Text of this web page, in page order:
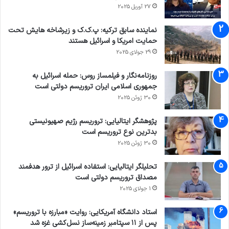
افتاده است که عاملان نقض حقوق بشر پای میز
محاکمه حاضر شده باشند. حقوق بین الملل بشر و
حقوق بین الملل بشردوستانه زمانی تضمین خواهد
شد که حق دادخواهی با دو جنبه شکلی و ماهوی
آن، این حقوق را تضمین نماید. دادخواهی
مکانیسمی است که در آن قربانیان در یک فرایند
حقوقی با محاکمه مجرمین و جنایتکاران به آرامش
روانی، امنیت اجتماعی و در نهایت به عدالت
دسترسی یافته و جبران خسارت و تضمین عدم تکرار
جنایت را اطمینان می بخشد.
27 آوریل 2025
نماینده سابق ترکیه: پ.ک.ک و زیرشاخه هایش تحت
حمایت امریکا و اسرائیل هستند
29 جولای 2025
روزنامه‌نگار و فیلمساز روس: حمله اسرائیل به
جمهوری اسلامی ایران تروریسم دولتی است
30 ژوئن 2025
پژوهشگر ایتالیایی: تروریسم رژیم صهیونیستی
بدترین نوع تروریسم است
30 ژوئن 2025
تحلیلگر ایتالیایی: استفاده اسرائیل از ترور هدفمند
مصداق تروریسم دولتی است
1 جولای 2025
استاد دانشگاه آمریکایی: روایت «مبارزه با تروریسم»
پس از ۱۱ سپتامبر زمینه‌ساز نسل‌کشی غزه شد